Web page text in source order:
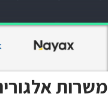
משרות